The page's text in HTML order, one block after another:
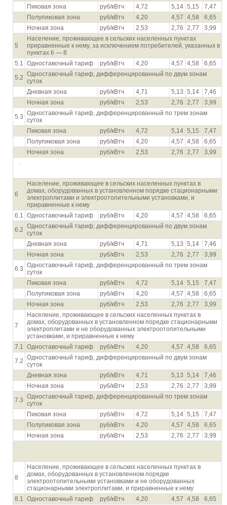
Пиковая зона
руб/кВтч 4,72 5,14 5,15
7,47
Полупиковая зона
руб/кВтч 4,20 4,57 4,58
6,65
Ночная зона
руб/кВтч 2,53 2,76 2,77 3,99
5
Население, проживающее в сельских населенных пунктах
приравненные к нему, за исключением потребителей, указанных в
пунктах 6 — 8
5.1 Одноставочный тариф руб/кВтч 4,20 4,57 4,58
6,65
5.2 Одноставочный тариф, дифференцированный по двум зонам
суток
Дневная зона
руб/кВтч 4,71 5,13 5,14
7,46
Ночная зона
руб/кВтч 2,53 2,76 2,77
3,99
5.3 Одноставочный тариф, дифференцированный по трем зонам
суток
Пиковая зона
руб/кВтч 4,72 5,14 5,15
7,47
Полупиковая зона
руб/кВтч 4,20 4,57 4,58
6,65
Ночная зона
руб/кВтч 2,53 2,76 2,77
3,99
.
6
Население, проживающее в сельских населенных пунктах в
домах, оборудованных в установленном порядке стационарными
электроплитами и электроотопительными установками, и
приравненные к нему
6.1 Одноставочный тариф руб/кВтч 4,20 4,57 4,58
6,65
6.2 Одноставочный тариф, дифференцированный по двум зонам
суток
Дневная зона
руб/кВтч 4,71 5,13 5,14
7,46
Ночная зона
руб/кВтч 2,53 2,76 2,77
3,99
6.3 Одноставочный тариф, дифференцированный по трем зонам
суток
Пиковая зона
руб/кВтч 4,72 5,14 5,15
7,47
Полупиковая зона
руб/кВтч 4,20 4,57 4,58
6,65
Ночная зона
руб/кВтч 2,53 2,76 2,77 3,99
7
Население, проживающее в сельских населенных пунктах в
домах, оборудованных в установленном порядке стационарными
электроплитами и не оборудованных электроотопительными
установками, и приравненные к нему
7.1 Одноставочный тариф руб/кВтч 4,20 4,57 4,58
6,65
7.2 Одноставочный тариф, дифференцированный по двум зонам
суток
Дневная зона
руб/кВтч 4,71 5,13 5,14
7,46
Ночная зона
руб/кВтч 2,53 2,76 2,77
3,99
7.3 Одноставочный тариф, дифференцированный по трем зонам
суток
Пиковая зона
руб/кВтч 4,72 5,14 5,15
7,47
Полупиковая зона
руб/кВтч 4,20 4,57 4,58
6,65
Ночная зона
руб/кВтч 2,53 2,76 2,77
3,99
.
8
Население, проживающее в сельских населенных пунктах в
домах, оборудованных в установленном порядке
электроотопительными установками и не оборудованных
стационарными электроплитами, и приравненные к нему
8.1 Одноставочный тариф руб/кВтч 4,20 4,57 4,58 6,65